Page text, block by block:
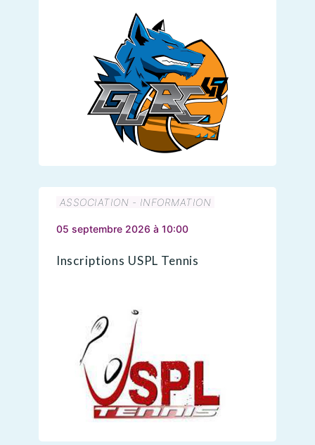
ASSOCIATION - INFORMATION
05 septembre 2026 à 10:00
Inscriptions USPL Tennis